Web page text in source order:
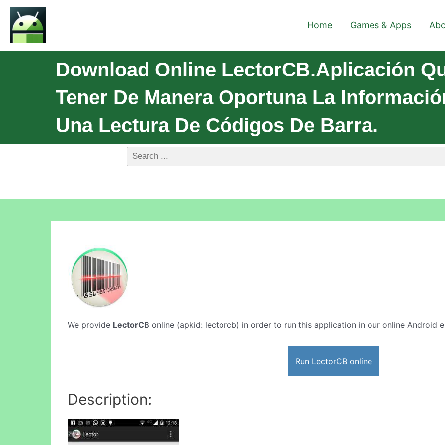
Home Games & Apps
Download Online LectorCB.Aplicación
Tener De Manera Oportuna La
Una Lectura De Códigos De Barra.
We provide LectorCB online (apkid: lectorcb) in order to run this application in our online Android
Run LectorCB online
Description: